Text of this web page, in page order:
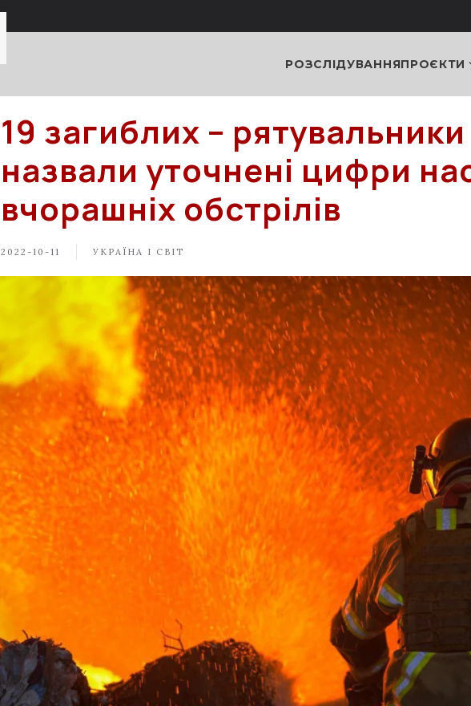
РОЗСЛІДУВАННЯПРОЄКТИ
19 загиблих – рятувальники
назвали уточнені цифри
вчорашніх обстрілів
2022-10-11 УКРАЇНА І СВІТ